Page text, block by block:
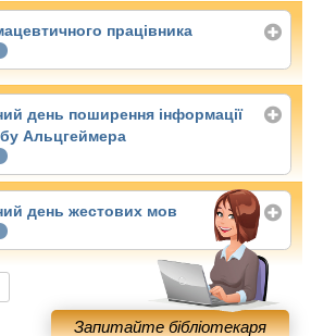
працівника
день поширення інформації
Альцгеймера
день жестових мов